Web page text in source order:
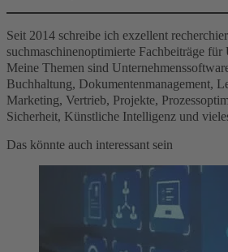
Seit 2014 schreibe ich exzellent
suchmaschinenoptimierte Fachbeiträge für
Meine Themen sind
Buchhaltung, Dokumentenmanagement,
Marketing, Vertrieb, Projekte,
Sicherheit, Künstliche Intelligenz und
Das könnte auch interessant sein